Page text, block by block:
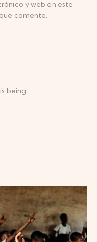
y web en este
comente.
being